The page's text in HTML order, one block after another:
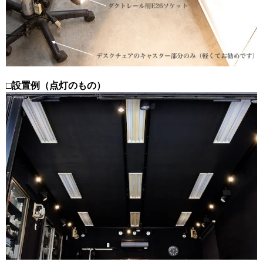
□設置例（点灯のもの）